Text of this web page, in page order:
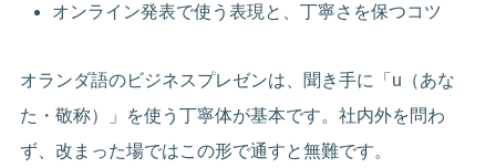
オンライン発表で使う表現と、丁寧さを保つコツ
オランダ語のビジネスプレゼンは、聞き手に「u（あな
た・敬称）」を使う丁寧体が基本です。社内外を問わ
ず、改まった場ではこの形で通すと無難です。